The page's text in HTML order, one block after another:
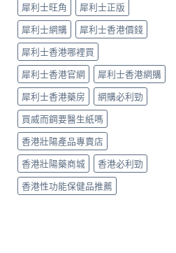
犀利士旺角
犀利士正版
犀利士網購
犀利士香港價錢
犀利士香港哪裡買
犀利士香港官網
犀利士香港網購
犀利士香港藥房
網購必利勁
買威而鋼要醫生紙嗎
香港壯陽產品專賣店
香港壯陽藥商城
香港必利勁
香港性功能保健品推薦